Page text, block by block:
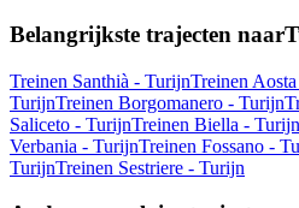
Belangrijkste trajecten
Treinen Santhià - TurijnTreinen
TurijnTreinen Borgomanero - Turijn
Saliceto - TurijnTreinen Biella - Turijn
Verbania - TurijnTreinen Fossano -
TurijnTreinen Sestriere - Turijn